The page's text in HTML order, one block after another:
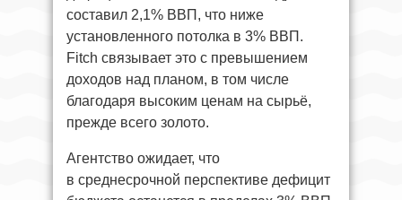
составил 2,1% ВВП, что ниже
установленного потолка в 3% ВВП.
Fitch связывает это с превышением
доходов над планом, в том числе
благодаря высоким ценам на сырьё,
прежде всего золото.
Агентство ожидает, что
в среднесрочной перспективе дефицит